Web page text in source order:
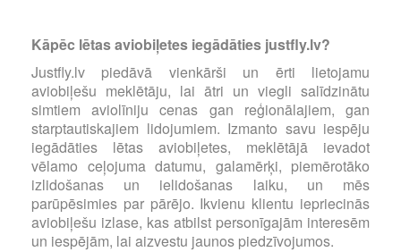
Kāpēc lētas aviobiļetes iegādāties justfly.lv?
Justfly.lv piedāvā vienkārši un ērti lietojamu
aviobiļešu meklētāju, lai ātri un viegli salīdzinātu
simtiem aviolīniju cenas gan reģionālajiem, gan
starptautiskajiem lidojumiem. Izmanto savu iespēju
iegādāties lētas aviobiļetes, meklētājā ievadot
vēlamo ceļojuma datumu, galamērķi, piemērotāko
izlidošanas un ielidošanas laiku, un mēs
parūpēsimies par pārējo. Ikvienu klientu iepriecinās
aviobiļešu izlase, kas atbilst personīgajām interesēm
un iespējām, lai aizvestu jaunos piedzīvojumos.